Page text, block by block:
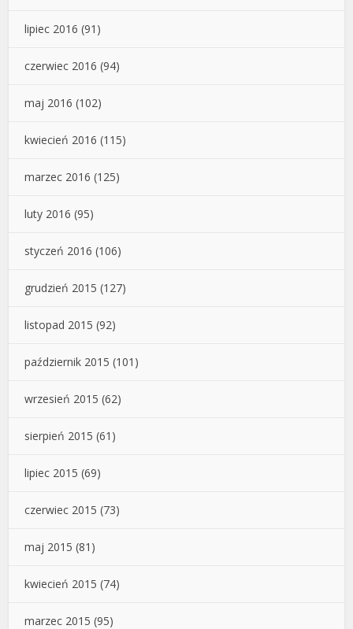
lipiec 2016 (91)
czerwiec 2016 (94)
maj 2016 (102)
kwiecień 2016 (115)
marzec 2016 (125)
luty 2016 (95)
styczeń 2016 (106)
grudzień 2015 (127)
listopad 2015 (92)
październik 2015 (101)
wrzesień 2015 (62)
sierpień 2015 (61)
lipiec 2015 (69)
czerwiec 2015 (73)
maj 2015 (81)
kwiecień 2015 (74)
marzec 2015 (95)